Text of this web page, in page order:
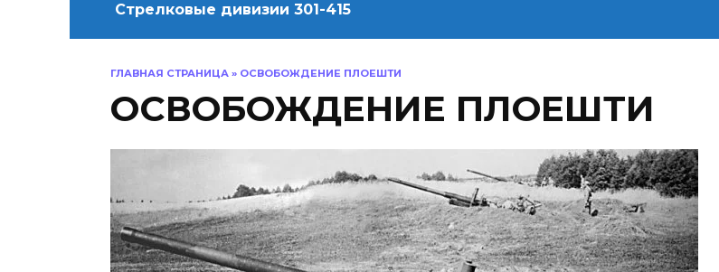
Стрелковые дивизии 301-415
ГЛАВНАЯ СТРАНИЦА » ОСВОБОЖДЕНИЕ ПЛОЕШТИ
ОСВОБОЖДЕНИЕ ПЛОЕШТИ